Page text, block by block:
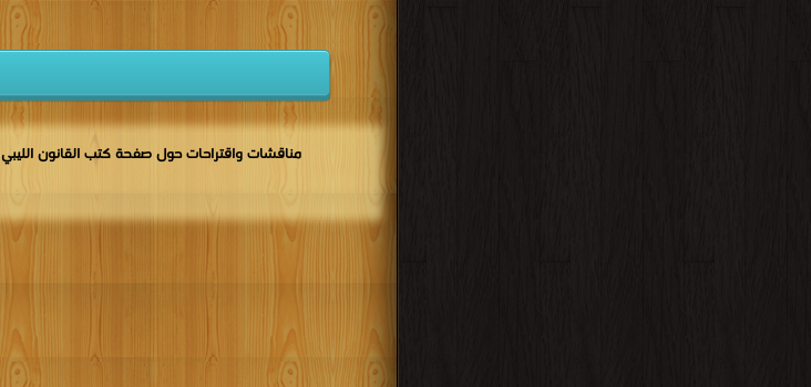
مناقشات واقتراحات حول صفحة كتب القانون الليبي